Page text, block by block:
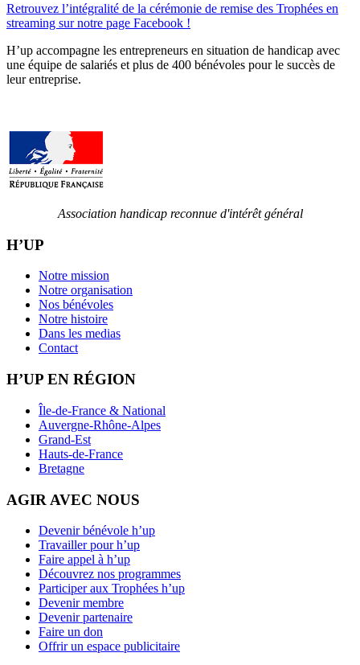
Retrouvez l’intégralité de la cérémonie de remise des Trophées en
streaming sur notre page Facebook !
H’up accompagne​​ les entrepreneurs en situation de handicap avec
une équipe de salariés et plus de 400 bénévoles pour le succès de
leur entreprise.
Association handicap reconnue d'intérêt général
H’UP
Notre mission
Notre organisation
Nos bénévoles
Notre histoire
Dans les medias
Contact
H’UP EN RÉGION
Île-de-France & National
Auvergne-Rhône-Alpes
Grand-Est
Hauts-de-France
Bretagne
AGIR AVEC NOUS
Devenir bénévole h’up
Travailler pour h’up
Faire appel à h’up
Découvrez nos programmes
Participer aux Trophées h’up
Devenir membre
Devenir partenaire
Faire un don
Offrir un espace publicitaire